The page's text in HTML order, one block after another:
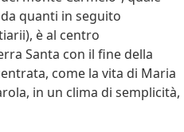
quanti in seguito
è al centro
Santa con il fine della
come la vita di Maria
in un clima di semplicità,